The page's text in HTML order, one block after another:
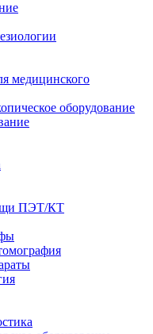
медицинского
оборудование
ПЭТ/КТ